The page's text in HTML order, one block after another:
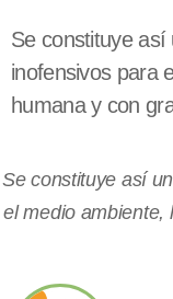
Se constituye
inofensivos para
humana y con
Se constituye así
el medio ambiente,